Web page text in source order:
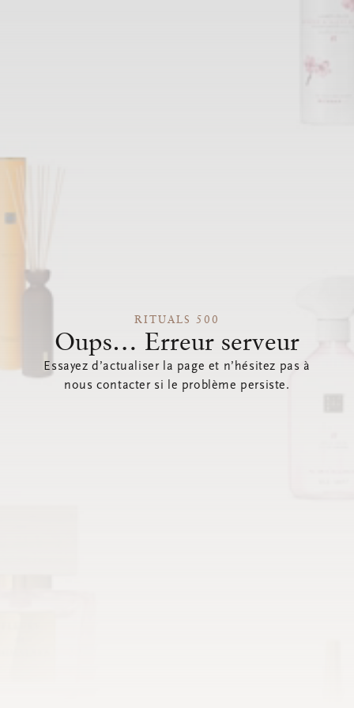
RITUALS 500
Oups… Erreur serveur
Essayez d’actualiser la page et n’hésitez pas à
nous contacter si le problème persiste.